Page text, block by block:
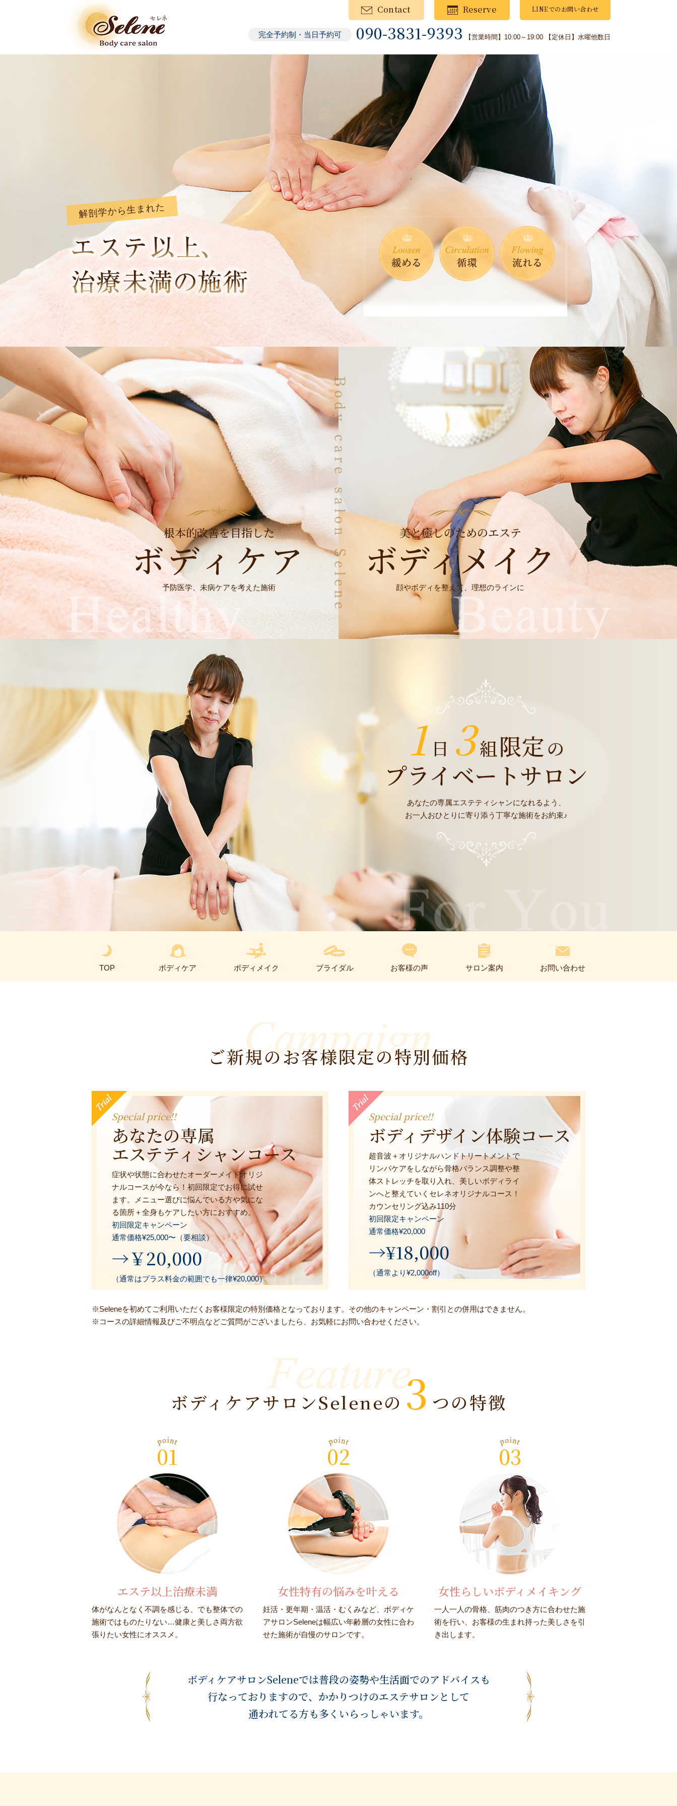
Contact Reserve LINEでのお問い合わせ
完全予約制・当日予約可 090-3831-9393 【営業時間】10:00～19:00 【定休日】水曜他数日
解剖学から生まれた
根本的改善を目指した
ボディケア
予防医学、未病ケアを考えた施術
美と癒しのためのエステ
ボディメイク
顔やボディを整えて、理想のラインに
1 日 3組限定の
プライベートサロン
あなたの専属エステティシャンになれるよう、
お一人おひとりに寄り添う丁寧な施術をお約束♪
TOP ボディケア ボディメイク ブライダル お客様の声 サロン案内 お問い合わせ
ご新規のお客様限定の特別価格
Special price!!
あなたの専属
エステティシャンコース
症状や状態に合わせたオーダーメイドオリジ
ナルコースが今なら！初回限定でお得に試せ
ます。メニュー選びに悩んでいる方や気にな
る箇所＋全身もケアしたい方におすすめ。
初回限定キャンペーン
通常価格¥25,000〜（要相談）
→￥20,000
（通常はプラス料金の範囲でも一律¥20,000）
Special price!!
ボディデザイン体験コース
超音波＋オリジナルハンドトリートメントで
リンパケアをしながら骨格バランス調整や整
体ストレッチを取り入れ、美しいボディライ
ンへと整えていくセレネオリジナルコース！
カウンセリング込み110分
初回限定キャンペーン
通常価格¥20,000
→¥18,000
（通常より¥2,000off）
※Seleneを初めてご利用いただくお客様限定の特別価格となっております。その他のキャンペーン・割引との併用はできません。
※コースの詳細情報及びご不明点などご質問がございましたら、お気軽にお問い合わせください。
ボディケアサロンSeleneの 3 つの特徴
01
エステ以上治療未満
体がなんとなく不調を感じる、でも整体での
施術ではものたりない…健康と美しさ両方欲
張りたい女性にオススメ。
02
女性特有の悩みを叶える
妊活・更年期・温活・むくみなど、ボディケ
アサロンSeleneは幅広い年齢層の女性に合わ
せた施術が自慢のサロンです。
03
女性らしいボディメイキング
一人一人の骨格、筋肉のつき方に合わせた施
術を行い、お客様の生まれ持った美しさを引
き出します。
ボディケアサロンSeleneでは普段の姿勢や生活面でのアドバイスも
行なっておりますので、かかりつけのエステサロンとして
通われてる方も多くいらっしゃいます。